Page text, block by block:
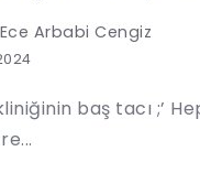
Arbabi Cengiz
baş tacı ;’